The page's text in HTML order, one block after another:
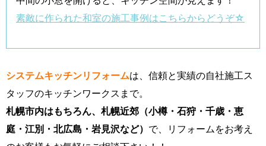
素敵に作られた和室の施工事例はこちらからどうぞ☆
システムキッチンリフォームは、信頼と実績の自社施工ス
タッフのキッチンワークスまで。
札幌市内はもちろん、札幌近郊（小樽・石狩・千歳・恵
庭・江別・北広島・岩見沢など） で、リフォームをお考え